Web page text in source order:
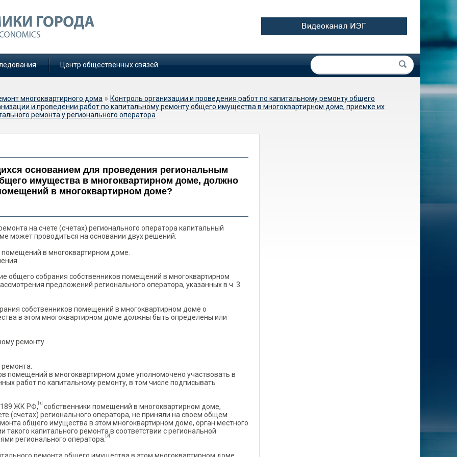
Центр общественных связей Форма поиска
Поиск
многоквартирного дома » Контроль организации и проведения работ по капитальному ремонту общего
и проведении работ по капитальному ремонту общего имущества в многоквартирном доме, приемке их
ремонта у регионального оператора
являющихся
региональным
ремонта общего
доме, должно
помещений в
основанием для проведения региональным
имущества в многоквартирном доме, должно
в многоквартирном доме?
на счете (счетах) регионального оператора капитальный
может проводиться на основании двух решений:
в многоквартирном доме.
общего собрания собственников помещений в многоквартирном
предложений регионального оператора, указанных в ч. 3
собственников помещений в многоквартирном доме о
в этом многоквартирном доме должны быть определены или
ремонту.
помещений в многоквартирном доме уполномочено участвовать в
работ по капитальному ремонту, в том числе подписывать
189 ЖК РФ, [1]
собственники помещений в многоквартирном доме,
(счетах) регионального оператора, не приняли на своем общем
общего имущества в этом многоквартирном доме, орган местного
капитального ремонта в соответствии с региональной
регионального оператора.
[2]